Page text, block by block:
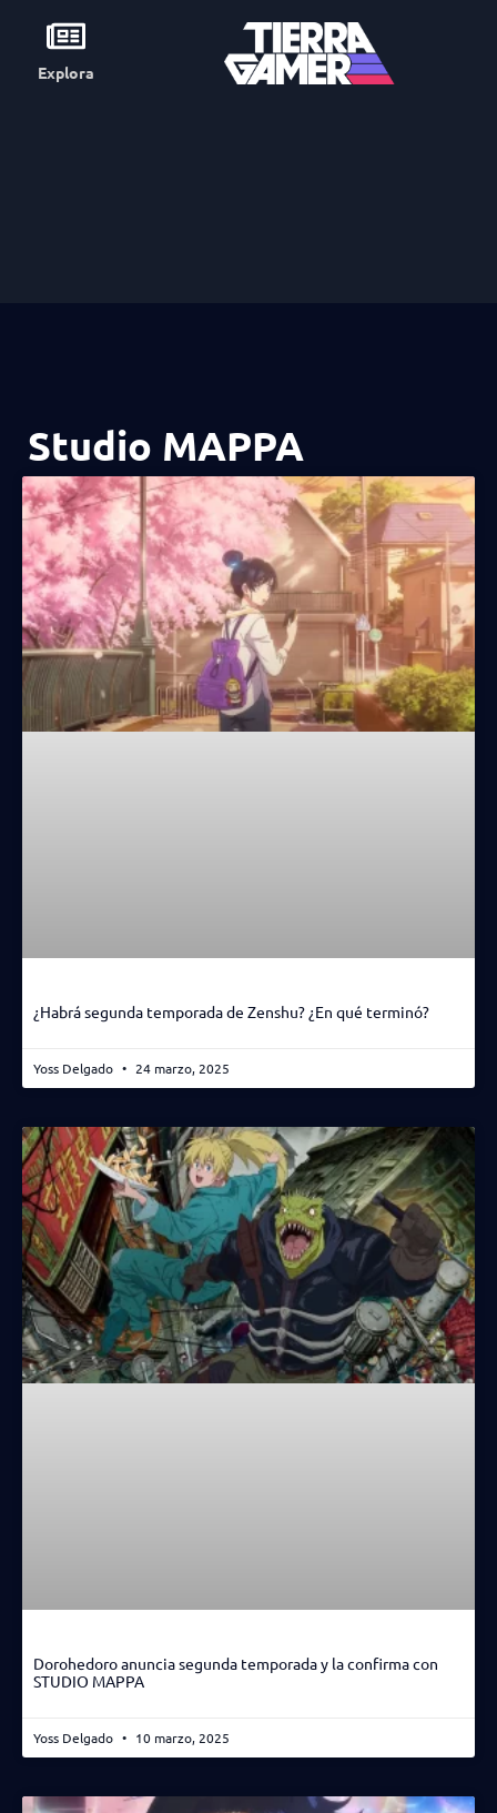
Explora
Studio MAPPA
¿Habrá segunda temporada de Zenshu? ¿En qué terminó?
Yoss Delgado 24 marzo, 2025
Dorohedoro anuncia segunda temporada y la confirma con
STUDIO MAPPA
Yoss Delgado 10 marzo, 2025